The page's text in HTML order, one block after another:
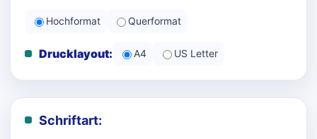
Hochformat Querformat
Drucklayout: A4 US Letter
Schriftart: